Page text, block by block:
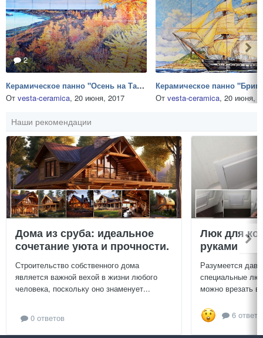
2
Керамическое панно "Осень на Таймыре"
От vesta-ceramica, 20 июня, 2017
Керамическое панно
От vesta-ceramica, 20 июня,
Наши рекомендации
Дома из сруба: идеальное
сочетание уюта и прочности.
Строительство собственного дома
является важной вехой в жизни любого
человека, поскольку оно знаменует...
0 ответов
Люк для
руками
Разумеется
специальные
можно врезать
6